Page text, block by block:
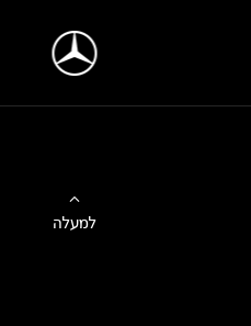
למעלה